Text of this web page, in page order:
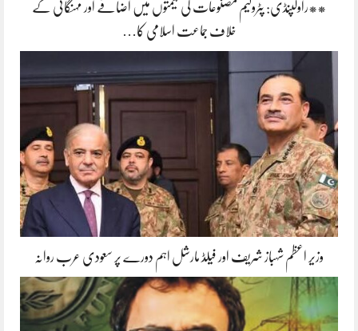
**راولپنڈی: پٹرولیم مصنوعات کی قیمتوں میں اضافے اور مہنگائی کے
خلاف جماعت اسلامی کا…
وزیر اعظم شہباز شریف اور فیلڈ مارشل اہم دورے پر سعودی عرب روانہ